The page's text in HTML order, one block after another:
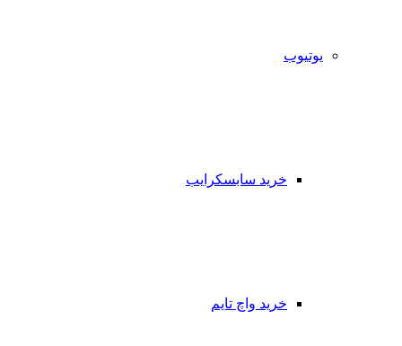
یوتیوب
خرید سابسکرایب
خرید واچ تایم